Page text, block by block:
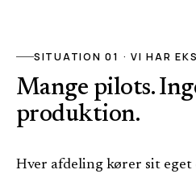
SITUATION 01 · VI HAR
Mange pilots.
produktion.
Hver afdeling kører sit